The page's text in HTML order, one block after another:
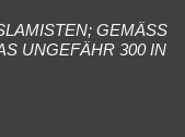
GEMÄSS
UNGEFÄHR 300 IN